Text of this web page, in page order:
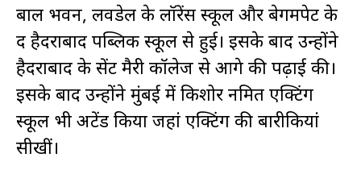
बाल भवन, लवडेल के लॉरेंस स्कूल और बेगमपेट के
द हैदराबाद पब्लिक स्कूल से हुई। इसके बाद उन्होंने
हैदराबाद के सेंट मैरी कॉलेज से आगे की पढ़ाई की।
इसके बाद उन्होंने मुंबई में किशोर नमित एक्टिंग
स्कूल भी अटेंड किया जहां एक्टिंग की बारीकियां
सीखीं।